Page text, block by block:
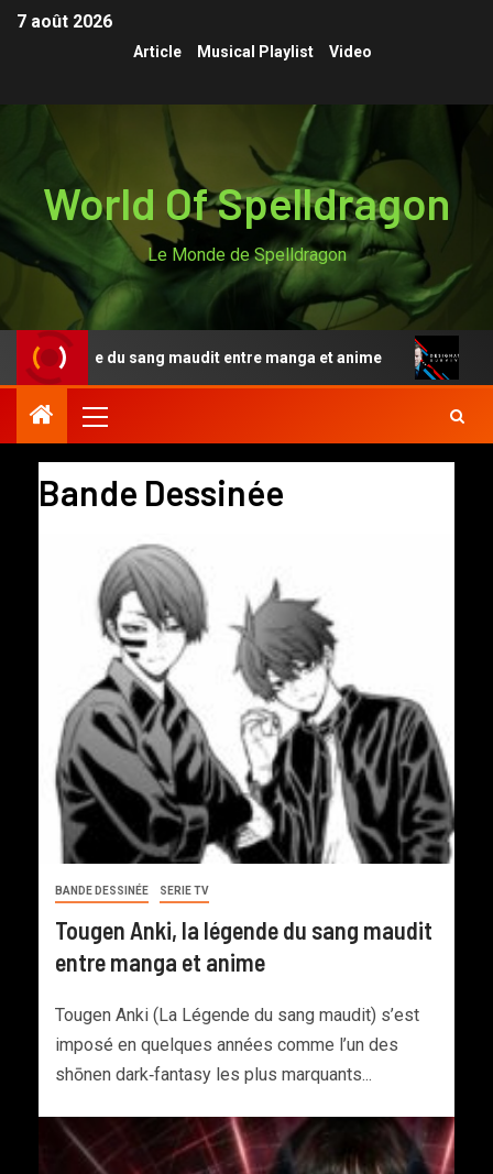
7 août 2026
Article Musical Playlist Video
World Of Spelldragon
Le Monde de Spelldragon
du sang maudit entre manga et anime
Bande Dessinée
BANDE DESSINÉE SERIE TV
Tougen Anki, la légende du sang maudit
entre manga et anime
Tougen Anki (La Légende du sang maudit) s’est
imposé en quelques années comme l’un des
shōnen dark‑fantasy les plus marquants...